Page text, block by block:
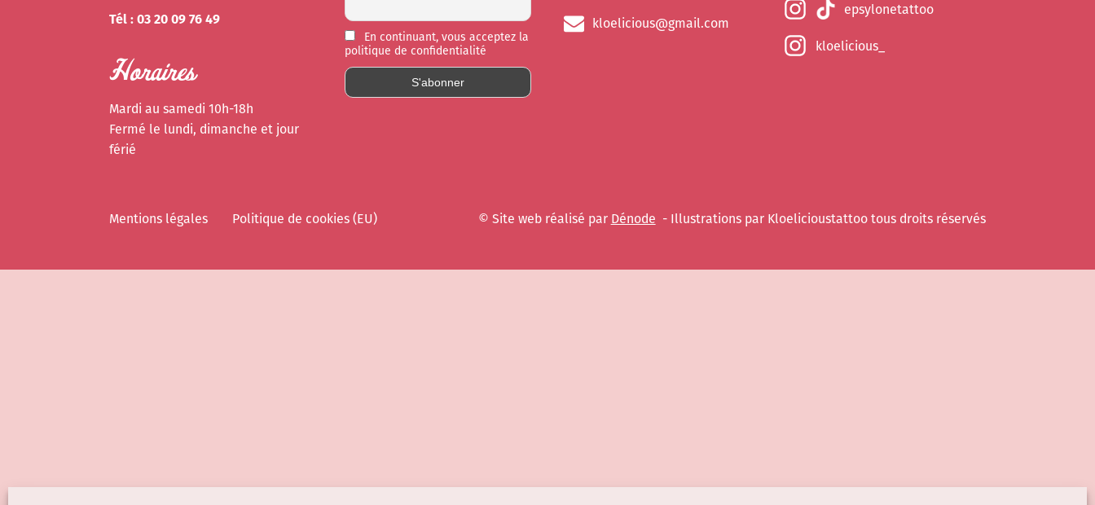
Tél : 03 20 09 76 49
Horaires
Mardi au samedi 10h-18h
Fermé le lundi, dimanche et jour
férié
En continuant, vous acceptez la
politique de confidentialité
kloelicious@gmail.com
epsylonetattoo
kloelicious_
Mentions légales Politique de cookies (EU) © Site web réalisé par Dénode - Illustrations par Kloelicioustattoo tous droits réservés